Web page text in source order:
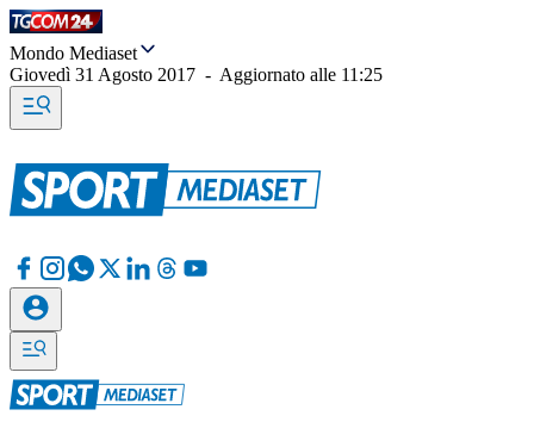
Mondo Mediaset
Giovedì 31 Agosto 2017 - Aggiornato alle 11:25